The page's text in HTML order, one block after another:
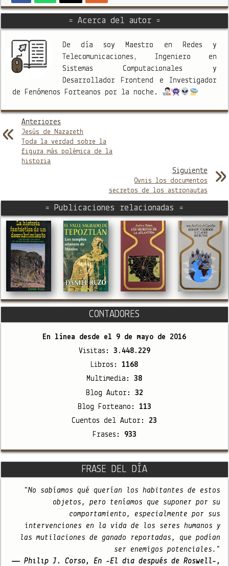
= Acerca del autor =
De día soy Maestro en Redes y
Telecomunicaciones, Ingeniero en
Sistemas Computacionales y
Desarrollador Frontend e Investigador
de Fenómenos Forteanos por la noche.
Anteriores
Jesús de Nazareth
Toda la verdad sobre la
figura más polémica de la
historia
Siguiente
Ovnis los documentos
secretos de los astronautas
= Publicaciones relacionadas =
CONTADORES
En línea desde el 9 de mayo de 2016
Visitas: 3.448.229
Libros:1168
Multimedia:38
Blog Autor: 32
Blog Forteano: 113
Cuentos del Autor: 23
Frases: 933
FRASE DEL DÍA
"No sabíamos qué querían los habitantes de estos
objetos, pero teníamos que suponer por su
comportamiento, especialmente por sus
intervenciones en la vida de los seres humanos y
las mutilaciones de ganado reportadas, que podían
ser enemigos potenciales."
— Philip J. Corso, En -El día después de Roswell-,